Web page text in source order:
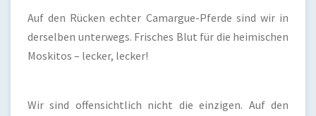
Auf den Rücken echter Camargue-Pferde sind wir in
derselben unterwegs. Frisches Blut für die heimischen
Moskitos – lecker, lecker!
Wir sind offensichtlich nicht die einzigen. Auf den